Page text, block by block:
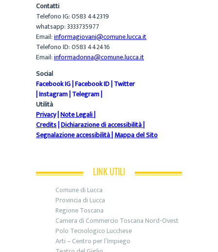
Contatti
Telefono IG: 0583 442319
whatsapp: 3333735977
Email:informagiovani@comune.lucca.it
Telefono ID: 0583 442416
Email:informadonna@comune.lucca.it
Social
Facebook IG|Facebook ID|Twitter
|Instagram|Telegram|
Utilità
Privacy|Note Legali|
Credits|Dichiarazione di accessibilità|
Segnalazione accessibilità|Mappa del Sito
LINK UTILI
Comune di Lucca
Provincia di Lucca
Regione Toscana
Camera di Commercio Toscana Nord-Ovest
Polo Tecnologico Lucchese
Arti – Centro per l’Impiego